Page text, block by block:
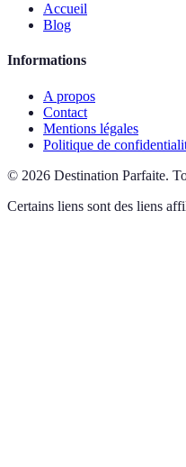
Accueil
Blog
Informations
A propos
Contact
Mentions légales
Politique de
© 2026 Destination Parfaite.
Certains liens sont des liens